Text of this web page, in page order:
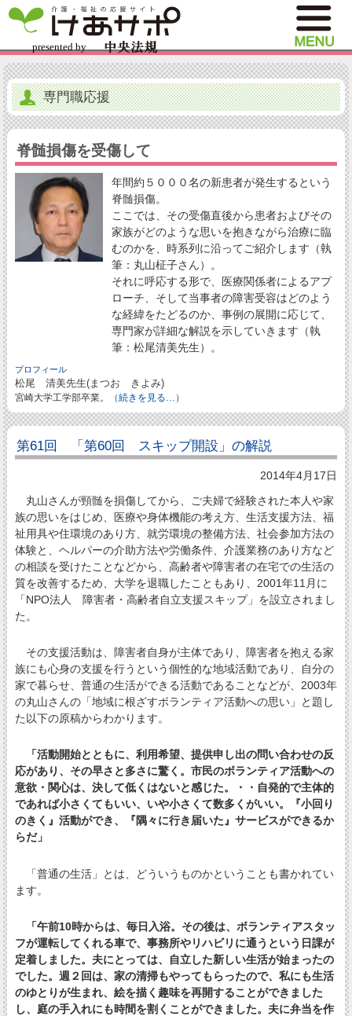
専門職応援
脊髄損傷を受傷して
年間約５０００名の新患者が発生するという
脊髄損傷。
ここでは、その受傷直後から患者およびその
家族がどのような思いを抱きながら治療に臨
むのかを、時系列に沿ってご紹介します（執
筆：丸山柾子さん）。
それに呼応する形で、医療関係者によるアプ
ローチ、そして当事者の障害受容はどのよう
な経緯をたどるのか、事例の展開に応じて、
専門家が詳細な解説を示していきます（執
筆：松尾清美先生）。
プロフィール
松尾 清美先生(まつお きよみ)
宮崎大学工学部卒業。 （続きを見る…）
第61回 「第60回 スキップ開設」の解説
2014年4月17日
丸山さんが頸髄を損傷してから、ご夫婦で経験された本人や家
族の思いをはじめ、医療や身体機能の考え方、生活支援方法、福
祉用具や住環境のあり方、就労環境の整備方法、社会参加方法の
体験と、ヘルパーの介助方法や労働条件、介護業務のあり方など
の相談を受けたことなどから、高齢者や障害者の在宅での生活の
質を改善するため、大学を退職したこともあり、2001年11月に
「NPO法人 障害者・高齢者自立支援スキップ」を設立されまし
た。
その支援活動は、障害者自身が主体であり、障害者を抱える家
族にも心身の支援を行うという個性的な地域活動であり、自分の
家で暮らせ、普通の生活ができる活動であることなどが、2003年
の丸山さんの「地域に根ざすボランティア活動への思い」と題し
た以下の原稿からわかります。
「活動開始とともに、利用希望、提供申し出の問い合わせの反
応があり、その早さと多さに驚く。市民のボランティア活動への
意欲・関心は、決して低くはないと感じた。・・自発的で主体的
であれば小さくてもいい、いや小さくて数多くがいい。『小回り
のきく』活動ができ、『隅々に行き届いた』サービスができるか
らだ」
「普通の生活」とは、どういうものかということも書かれてい
ます。
「午前10時からは、毎日入浴。その後は、ボランティアスタッ
フが運転してくれる車で、事務所やリハビリに通うという日課が
定着しました。夫にとっては、自立した新しい生活が始まったの
でした。週２回は、家の清掃もやってもらったので、私にも生活
のゆとりが生まれ、絵を描く趣味を再開することができました
し、庭の手入れにも時間を割くことができました。夫に弁当を作